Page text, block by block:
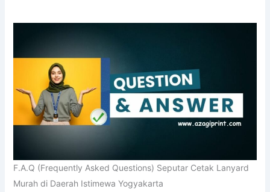
F.A.Q (Frequently Asked Questions) Seputar Cetak Lanyard
Murah di Daerah Istimewa Yogyakarta